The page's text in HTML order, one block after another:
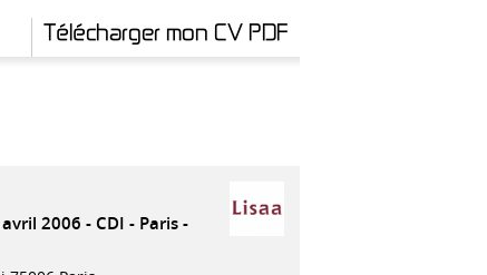
Télécharger mon CV PDF
2006 CDI
Paris